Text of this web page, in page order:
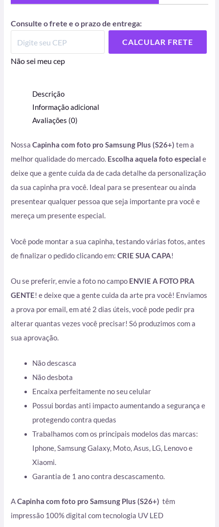
Consulte o frete e o prazo de entrega:
CALCULAR FRETE
Não sei meu cep
Descrição
Informação adicional
Avaliações (0)
NossaCapinha com foto pro Samsung Plus (S26+)tem a
melhor qualidade do mercado. Escolha aquela foto especiale
deixe que a gente cuida da de cada detalhe da personalização
da sua capinha pra você. Ideal para se presentear ou ainda
presentear qualquer pessoa que seja importante pra você e
mereça um presente especial.
Você pode montar a sua capinha, testando várias fotos, antes
de finalizar o pedido clicando em:CRIE SUA CAPA!
Ou se preferir, envie a foto no campo ENVIE A FOTO PRA
GENTE! e deixe que a gente cuida da arte pra você! Enviamos
a prova por email, em até 2 dias úteis, você pode pedir pra
alterar quantas vezes você precisar! Só produzimos com a
sua aprovação.
Não descasca
Não desbota
Encaixa perfeitamente no seu celular
Possui bordas anti impacto aumentando a segurança e
protegendo contra quedas
Trabalhamos com os principais modelos das marcas:
Iphone, Samsung Galaxy, Moto, Asus, LG, Lenovo e
Xiaomi.
Garantia de 1 ano contra descascamento.
ACapinha com foto pro Samsung Plus (S26+) têm
impressão 100% digital com tecnologia UV LED